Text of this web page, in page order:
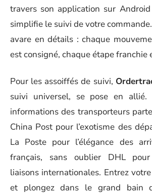
travers son application sur
simplifie le suivi de votre commande.
avare en détails : chaque
est consigné, chaque étape franchie
Pour les assoiffés de suivi,
suivi universel, se pose en
informations des transporteurs
China Post pour l’exotisme des
La Poste pour l’élégance des
français, sans oublier DHL pour
liaisons internationales. Entrez
et plongez dans le grand bain